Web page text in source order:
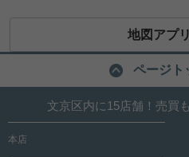
地図アプ
ページト
文京区内に15店舗！売買
本店